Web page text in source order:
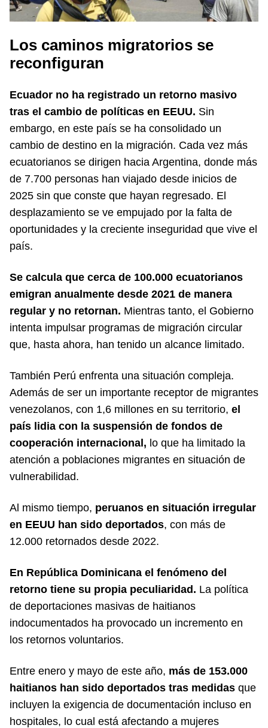
Los caminos migratorios se
reconfiguran
Ecuador no ha registrado un retorno masivo
tras el cambio de políticas en EEUU. Sin
embargo, en este país se ha consolidado un
cambio de destino en la migración. Cada vez más
ecuatorianos se dirigen hacia Argentina, donde más
de 7.700 personas han viajado desde inicios de
2025 sin que conste que hayan regresado. El
desplazamiento se ve empujado por la falta de
oportunidades y la creciente inseguridad que vive el
país.
Se calcula que cerca de 100.000 ecuatorianos
emigran anualmente desde 2021 de manera
regular y no retornan. Mientras tanto, el Gobierno
intenta impulsar programas de migración circular
que, hasta ahora, han tenido un alcance limitado.
También Perú enfrenta una situación compleja.
Además de ser un importante receptor de migrantes
venezolanos, con 1,6 millones en su territorio, el
país lidia con la suspensión de fondos de
cooperación internacional, lo que ha limitado la
atención a poblaciones migrantes en situación de
vulnerabilidad.
Al mismo tiempo, peruanos en situación irregular
en EEUU han sido deportados, con más de
12.000 retornados desde 2022.
En República Dominicana el fenómeno del
retorno tiene su propia peculiaridad. La política
de deportaciones masivas de haitianos
indocumentados ha provocado un incremento en
los retornos voluntarios.
Entre enero y mayo de este año, más de 153.000
haitianos han sido deportados tras medidas que
incluyen la exigencia de documentación incluso en
hospitales, lo cual está afectando a mujeres